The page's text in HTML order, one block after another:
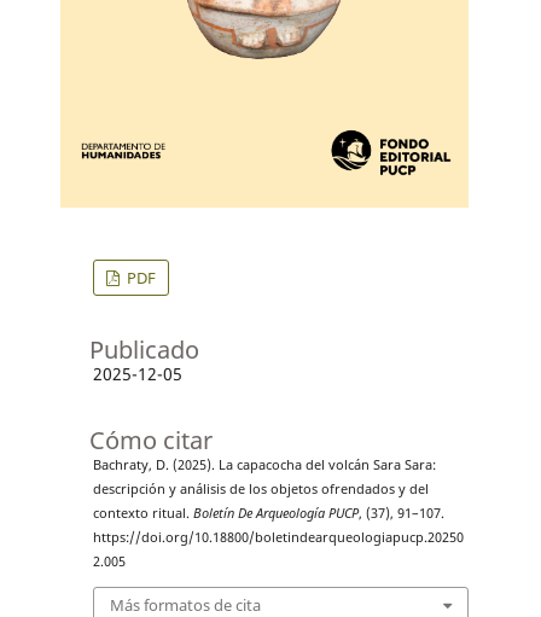
PDF
Publicado
2025-12-05
Cómo citar
Bachraty, D. (2025). La capacocha del volcán Sara Sara:
descripción y análisis de los objetos ofrendados y del
contexto ritual. Boletín De Arqueología PUCP, (37), 91–107.
https://doi.org/10.18800/boletindearqueologiapucp.20250
2.005
Más formatos de cita